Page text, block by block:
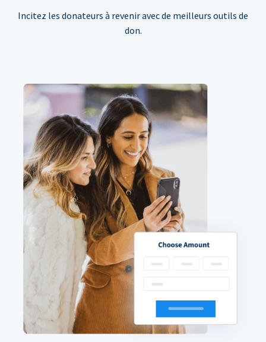
Incitez les donateurs à revenir avec de meilleurs outils de
don.